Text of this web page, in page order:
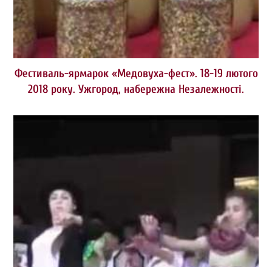
Фестиваль-ярмарок «Медовуха-фест». 18-19 лютого
2018 року. Ужгород, набережна Незалежності.